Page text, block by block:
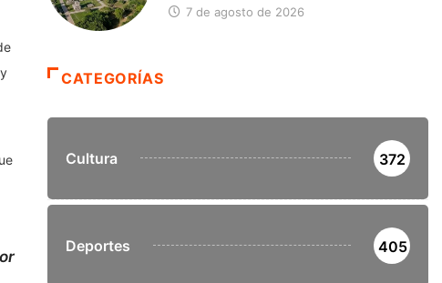
7 de agosto de 2026
CATEGORÍAS
Cultura 372
Deportes 405